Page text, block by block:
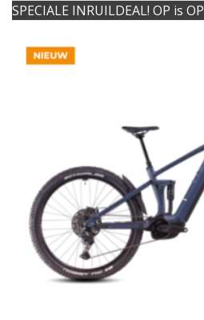
SPECIALE INRUILDEAL! OP is OP